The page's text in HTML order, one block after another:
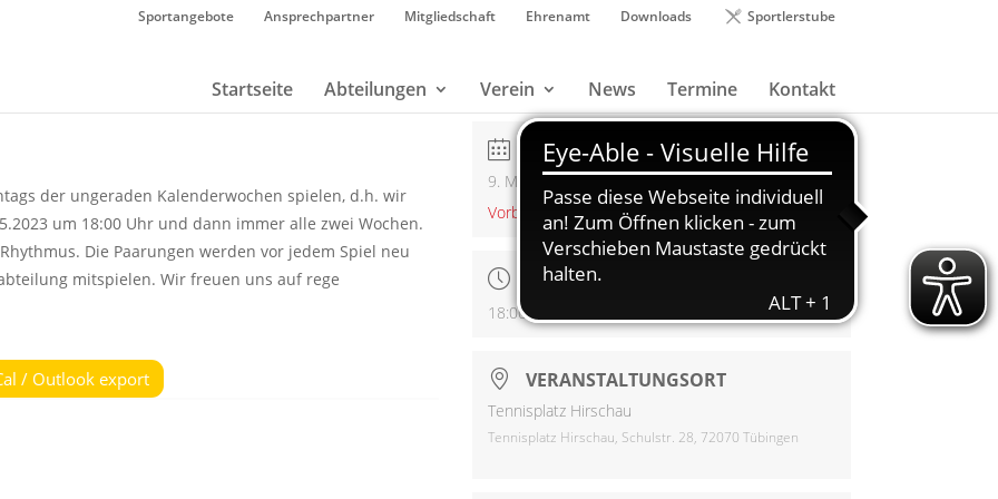
Sportangebote Ansprechpartner Mitgliedschaft Ehrenamt Downloads Sportlerstube
Startseite Abteilungen Verein News Termine Kontakt
der ungeraden Kalenderwochen spielen, d.h. wir
um 18:00 Uhr und dann immer alle zwei Wochen.
Die Paarungen werden vor jedem Spiel neu
mitspielen. Wir freuen uns auf rege
/ Outlook export
DATUM
9. Mai 2022
Vorbei!
UHRZEIT
18:00 - 21:00
VERANSTALTUNGSORT
Tennisplatz Hirschau
Tennisplatz Hirschau, Schulstr. 28, 72070 Tübingen